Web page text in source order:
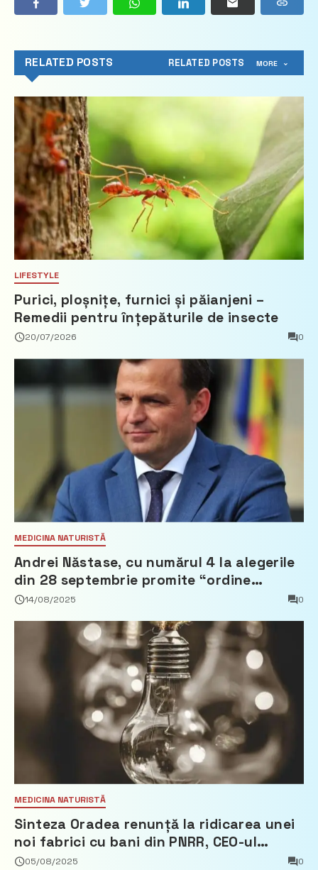
RELATED POSTS RELATED POSTS MORE
LIFESTYLE
Purici, ploșnițe, furnici și păianjeni –
Remedii pentru înțepăturile de insecte
20/07/2026 0
MEDICINA NATURISTĂ
Andrei Năstase, cu numărul 4 la alegerile
din 28 septembrie promite “ordine
europeană” și 10 miliarde pentru cetățeni
14/08/2025 0
MEDICINA NATURISTĂ
Sinteza Oradea renunță la ridicarea unei
noi fabrici cu bani din PNRR, CEO-ul
demisionează – Profit.ro
05/08/2025 0